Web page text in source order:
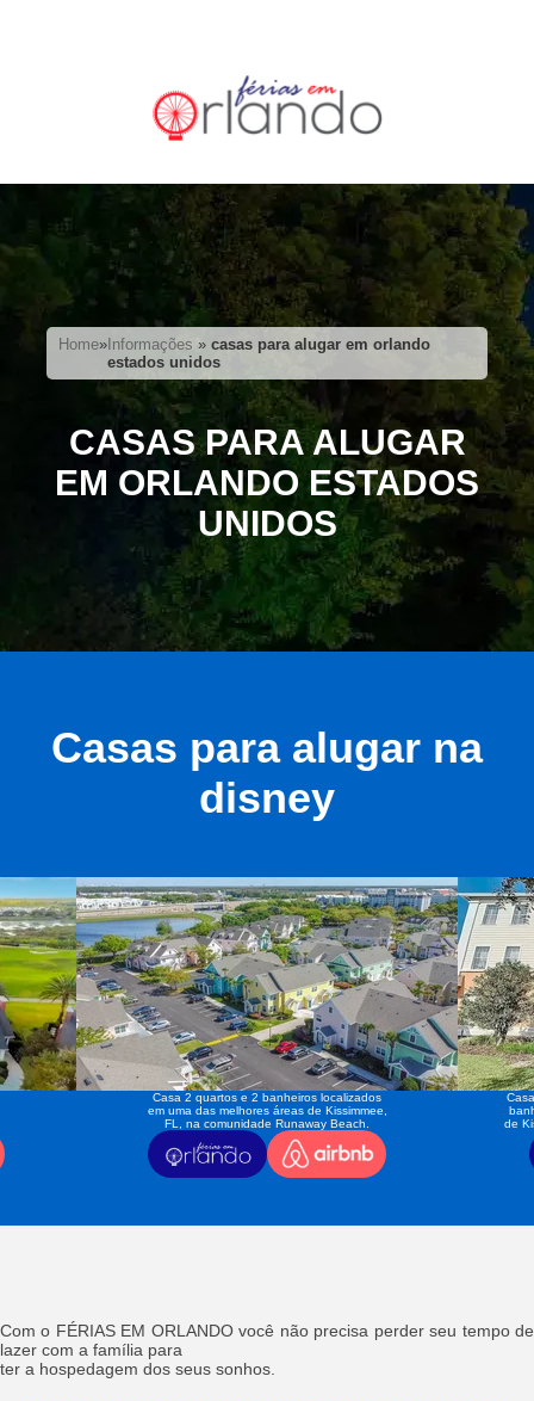
Home» Informações »casas para alugar em orlando
estados unidos
CASAS PARA ALUGAR
EM ORLANDO ESTADOS
UNIDOS
Casas para alugar na
disney
Casa 2 quartos e 2 banheiros localizados
em uma das melhores áreas de Kissimmee,
FL, na comunidade Runaway Beach.
de
Com o FÉRIAS EM ORLANDO você não precisa perder seu tempo de
lazer com a família para
ter a hospedagem dos seus sonhos.